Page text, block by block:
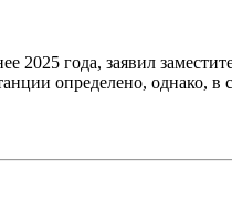
2025 года, заявил
определено,